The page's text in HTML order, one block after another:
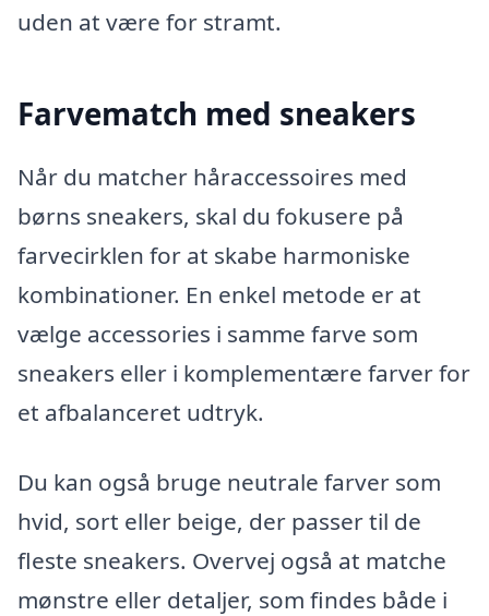
uden at være for stramt.
Farvematch med sneakers
Når du matcher håraccessoires med
børns sneakers, skal du fokusere på
farvecirklen for at skabe harmoniske
kombinationer. En enkel metode er at
vælge accessories i samme farve som
sneakers eller i komplementære farver for
et afbalanceret udtryk.
Du kan også bruge neutrale farver som
hvid, sort eller beige, der passer til de
fleste sneakers. Overvej også at matche
mønstre eller detaljer, som findes både i